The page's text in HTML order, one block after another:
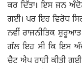
ਕਰ ਦਿੱਤਾ। ਇਸ ਜਨ
ਗਈ। ਪਰ ਇਹ ਵਿਰੋਧ
ਨਵੀਂ ਰਾਜਨੀਤਿਕ
ਗੱਲ ਇਹ ਸੀ ਕਿ ਇਸ
ਚੈਟ ਐਪ ਰਾਹੀਂ ਕੀਤੀ